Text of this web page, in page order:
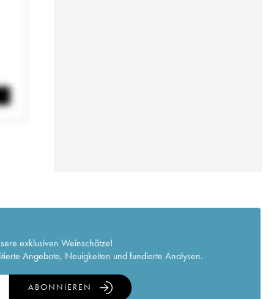
exklusiven Weinschätze!
Angebote, Neuigkeiten und fundierte Analysen.
ABONNIEREN